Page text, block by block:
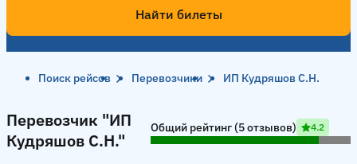
Найти билеты
Поиск рейсов Перевозчики ИП Кудряшов С.Н.
Перевозчик "ИП Кудряшов С.Н."
Перевозчик "ИП
Кудряшов С.Н."
Общий рейтинг (5 отзывов) 4.2